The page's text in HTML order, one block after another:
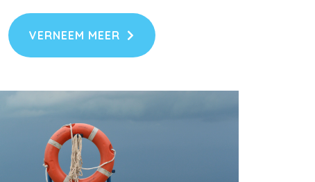
VERNEEM MEER